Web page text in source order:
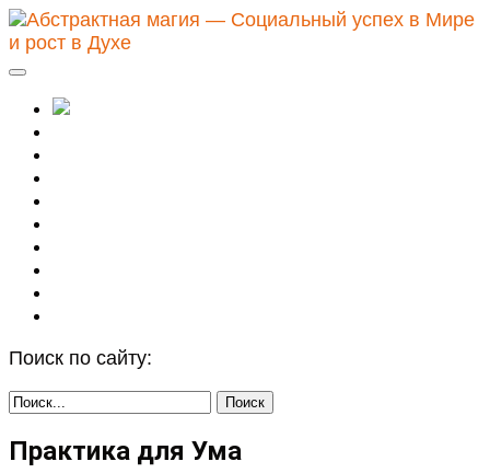
Поиск по сайту:
Практика для Ума